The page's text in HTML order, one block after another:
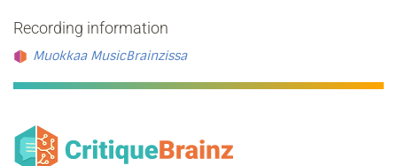
Recording information
Muokkaa MusicBrainzissa